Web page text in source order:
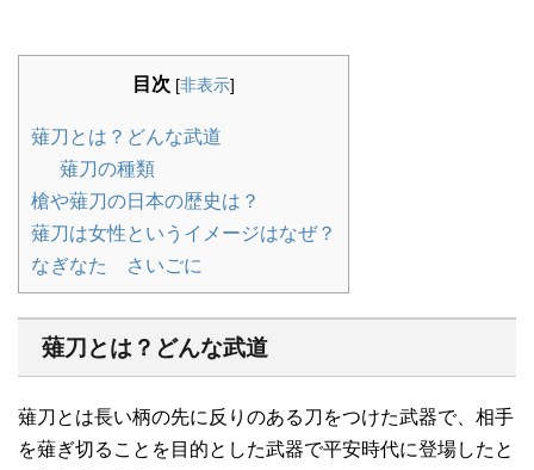
目次 [非表示]
薙刀とは？どんな武道
薙刀の種類
槍や薙刀の日本の歴史は？
薙刀は女性というイメージはなぜ？
なぎなた さいごに
薙刀とは？どんな武道
薙刀とは長い柄の先に反りのある刀をつけた武器で、相手
を薙ぎ切ることを目的とした武器で平安時代に登場したと